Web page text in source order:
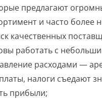
предлагают
и часто более
качественных
работать с
расходами —
налоги съедают
прибыли;